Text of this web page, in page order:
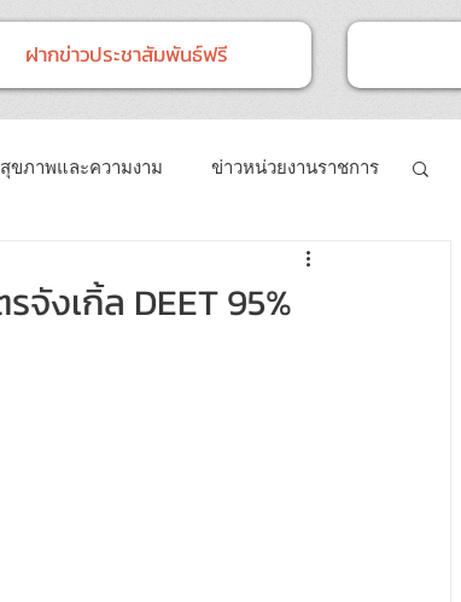
ฝากข่าวประชาสัมพันธ์ฟรี
ขภาพและความงาม ข่าวหน่วยงานราชการ
งเกิ้ล DEET 95%